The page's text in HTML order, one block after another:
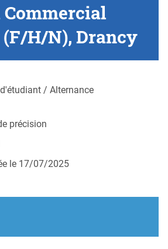
H/N), Drancy
/ Alternance
précision
le 17/07/2025